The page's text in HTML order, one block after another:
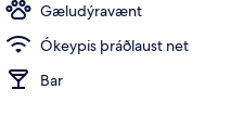
Gæludýravænt
Ókeypis þráðlaust net
Bar